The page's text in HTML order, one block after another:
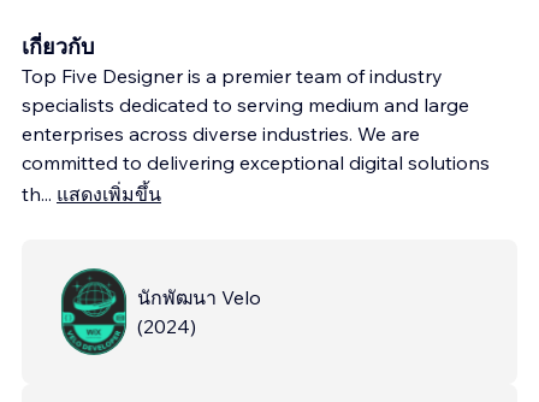
เกี่ยวกับ
Top Five Designer is a premier team of industry
specialists dedicated to serving medium and large
enterprises across diverse industries. We are
committed to delivering exceptional digital solutions
th... แสดงเพิ่มขึ้น
นักพัฒนา Velo
(2024)